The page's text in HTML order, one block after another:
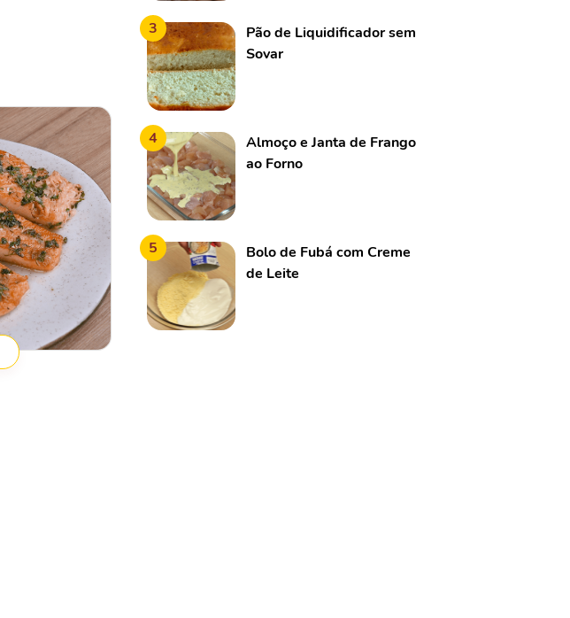
3
Pão de Liquidificador sem
Sovar
4
Almoço e Janta de Frango
ao Forno
5
Bolo de Fubá com Creme
de Leite